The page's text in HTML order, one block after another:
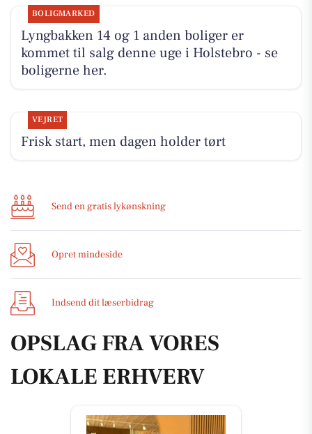
BOLIGMARKED
Lyngbakken 14 og 1 anden boliger er
kommet til salg denne uge i Holstebro - se
boligerne her.
VEJRET
Frisk start, men dagen holder tørt
Send en gratis lykønskning
Opret mindeside
Indsend dit læserbidrag
OPSLAG FRA VORES
LOKALE ERHVERV